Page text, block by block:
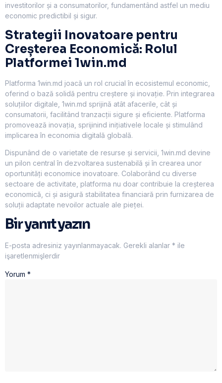
investitorilor și a consumatorilor, fundamentând astfel un mediu
economic predictibil și sigur.
Strategii Inovatoare pentru
Creșterea Economică: Rolul
Platformei 1win.md
Platforma 1win.md joacă un rol crucial în ecosistemul economic,
oferind o bază solidă pentru creștere și inovație. Prin integrarea
soluțiilor digitale, 1win.md sprijină atât afacerile, cât și
consumatorii, facilitând tranzacții sigure și eficiente. Platforma
promovează inovația, sprijinind inițiativele locale și stimulând
implicarea în economia digitală globală.
Dispunând de o varietate de resurse și servicii, 1win.md devine
un pilon central în dezvoltarea sustenabilă și în crearea unor
oportunități economice inovatoare. Colaborând cu diverse
sectoare de activitate, platforma nu doar contribuie la creșterea
economică, ci și asigură stabilitatea financiară prin furnizarea de
soluții adaptate nevoilor actuale ale pieței.
Bir yanıt yazın
E-posta adresiniz yayınlanmayacak. Gerekli alanlar * ile
işaretlenmişlerdir
Yorum *